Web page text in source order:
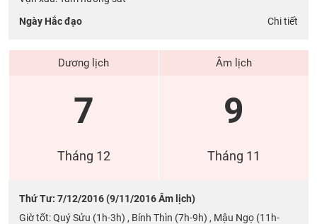
Ngày Hắc đạo
Chi tiết
Dương lịch
7
Tháng 12
Âm lịch
9
Tháng 11
Thứ Tư: 7/12/2016 (9/11/2016 Âm lịch)
Giờ tốt: Quý Sửu (1h-3h) , Bính Thìn (7h-9h) , Mậu Ngọ (11h-